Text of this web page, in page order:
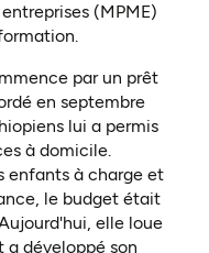
(MPME)
par un prêt
en septembre
lui a permis
à domicile.
enfants à charge et
le budget était
elle loue
a développé son